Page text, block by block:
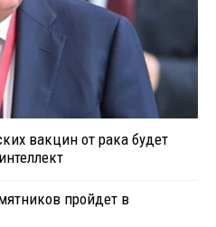
вакцин от рака будет
пройдет в